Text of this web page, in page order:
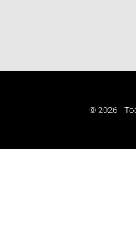
© 2026 -